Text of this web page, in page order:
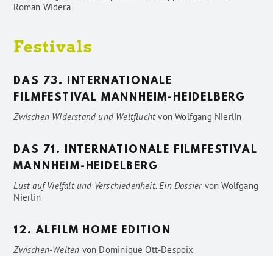
Roman Widera
Festivals
DAS 73. INTERNATIONALE
FILMFESTIVAL MANNHEIM-HEIDELBERG
Zwischen Widerstand und WeltfluchtvonWolfgang Nierlin
DAS 71. INTERNATIONALE FILMFESTIVAL
MANNHEIM-HEIDELBERG
Lust auf Vielfalt und Verschiedenheit. Ein DossiervonWolfgang
Nierlin
12. ALFILM HOME EDITION
Zwischen-Welten von Dominique Ott-Despoix